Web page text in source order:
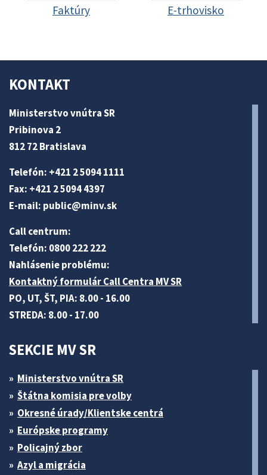
Faktúry E-trhovisko
KONTAKT
Ministerstvo vnútra SR
Pribinova 2
812 72 Bratislava
Telefón: +421 2 5094 1111
Fax: +421 2 5094 4397
E-mail: public@minv.sk
Call centrum:
Telefón: 0800 222 222
Nahlásenie problému:
Kontaktný formulár Call Centra MV SR
PO, UT, ŠT, PIA: 8.00 - 16.00
STREDA: 8.00 - 17.00
SEKCIE MV SR
Ministerstvo vnútra SR
Štátna komisia pre volby
Okresné úrady/Klientske centrá
Európske programy
Policajný zbor
Azyl a migrácia